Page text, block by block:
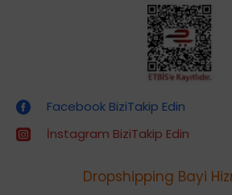
Facebook BiziTakip Edin
İnstagram BiziTakip Edin
Dropshipping Bayi